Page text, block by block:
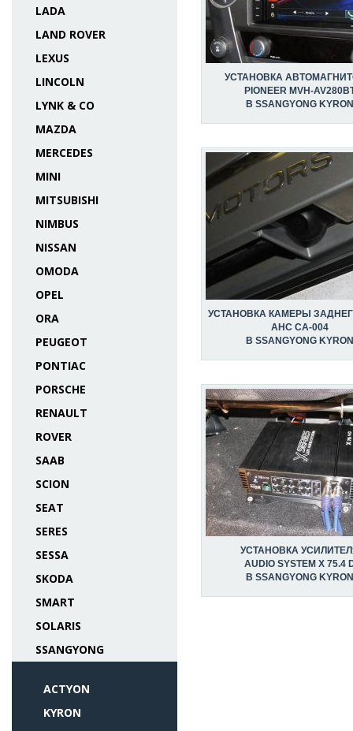
LADA
LAND ROVER
LEXUS
LINCOLN
LYNK & CO
MAZDA
MERCEDES
MINI
MITSUBISHI
NIMBUS
NISSAN
OMODA
OPEL
ORA
PEUGEOT
PONTIAC
PORSCHE
RENAULT
ROVER
SAAB
SCION
SEAT
SERES
SESSA
SKODA
SMART
SOLARIS
SSANGYONG
ACTYON
KYRON
УСТАНОВКА
PIONEER MVH-
В SSANGYONG KYRON
УСТАНОВКА КАМЕРЫ
AHC CA-004
В SSANGYONG KYRON
УСТАНОВКА
AUDIO SYSTEM X 75.4
В SSANGYONG KYRON